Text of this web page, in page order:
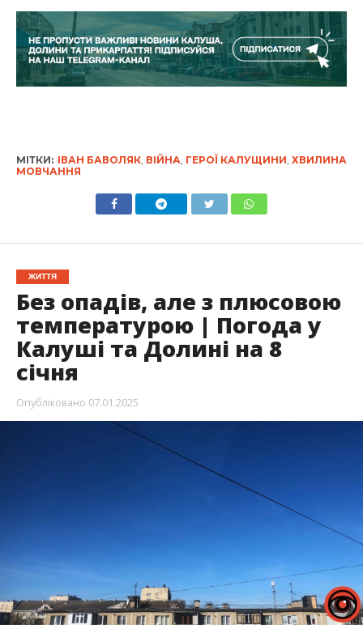
МІТКИ: ІВАН БАВОЛЯК, ВІЙНА, ГЕРОЇ КАЛУЩИНИ, ХВИЛИНА
МОВЧАННЯ
ЖИТТЯ
Без опадів, але з плюсовою
температурою | Погода у
Калуші та Долині на 8
січня
Опубліковано 07.01.2025